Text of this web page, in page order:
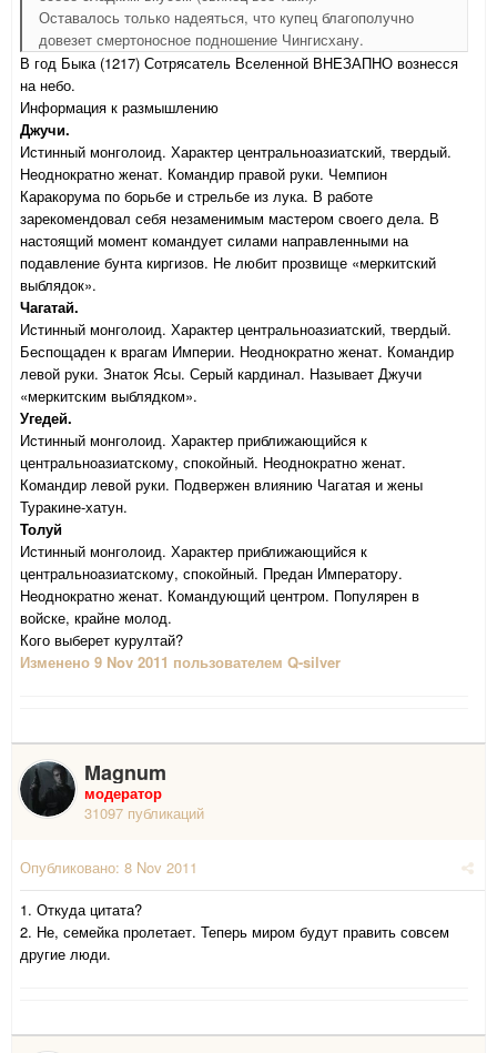
Оставалось только надеяться, что купец благополучно
довезет смертоносное подношение Чингисхану.
В год Быка (1217) Сотрясатель Вселенной ВНЕЗАПНО вознесся
на небо.
Информация к размышлению
Джучи.
Истинный монголоид. Характер центральноазиатский, твердый.
Неоднократно женат. Командир правой руки. Чемпион
Каракорума по борьбе и стрельбе из лука. В работе
зарекомендовал себя незаменимым мастером своего дела. В
настоящий момент командует силами направленными на
подавление бунта киргизов. Не любит прозвище «меркитский
выблядок».
Чагатай.
Истинный монголоид. Характер центральноазиатский, твердый.
Беспощаден к врагам Империи. Неоднократно женат. Командир
левой руки. Знаток Ясы. Серый кардинал. Называет Джучи
«меркитским выблядком».
Угедей.
Истинный монголоид. Характер приближающийся к
центральноазиатскому, спокойный. Неоднократно женат.
Командир левой руки. Подвержен влиянию Чагатая и жены
Туракине-хатун.
Толуй
Истинный монголоид. Характер приближающийся к
центральноазиатскому, спокойный. Предан Императору.
Неоднократно женат. Командующий центром. Популярен в
войске, крайне молод.
Кого выберет курултай?
Изменено 9 Nov 2011 пользователем Q-silver
Magnum
модератор
31097 публикаций
Опубликовано: 8 Nov 2011
1. Откуда цитата?
2. Не, семейка пролетает. Теперь миром будут править совсем
другие люди.